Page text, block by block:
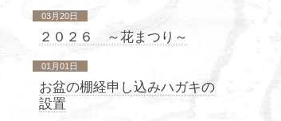
03月20日
２０２６ ～花まつり～
01月01日
お盆の棚経申し込みハガキの
設置